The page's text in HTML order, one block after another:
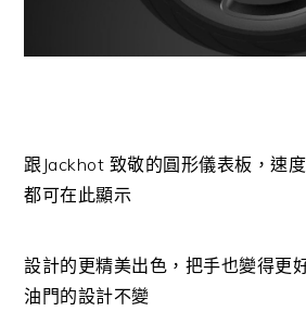
跟Jackhot 致敬的圓形儀表板，速
都可在此顯示
設計的更精美出色，把手也變得更
油門的設計不變